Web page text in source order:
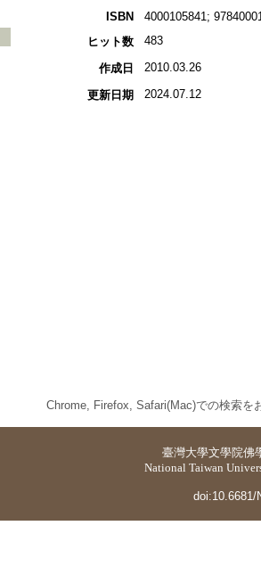
ISBN
4000105841;
ヒット数
483
作成日 2010.03.26
更新日期 2024.07.12
Chrome, Firefox, Safari(Mac)での検索を
臺灣大學文學院佛
National Taiwan
doi:10.6681/